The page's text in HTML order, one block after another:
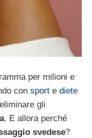
per milioni e
con sport e diete
gli
. E allora perché
svedese?